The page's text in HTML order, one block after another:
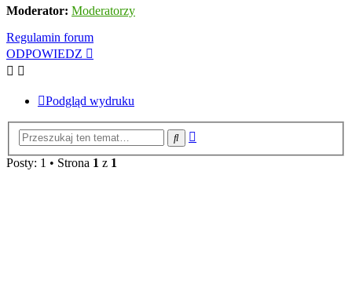
Moderator: Moderatorzy
Regulamin forum
ODPOWIEDZ
Podgląd wydruku
Szukaj
Posty: 1 • Strona 1 z 1